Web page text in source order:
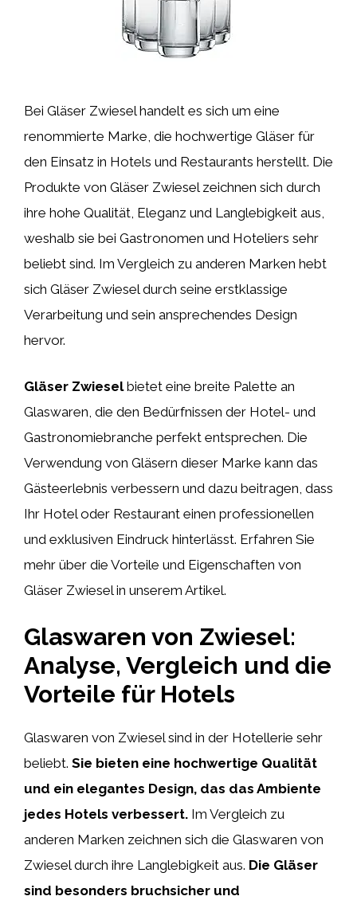
Bei Gläser Zwiesel handelt es sich um eine
renommierte Marke, die hochwertige Gläser für
den Einsatz in Hotels und Restaurants herstellt. Die
Produkte von Gläser Zwiesel zeichnen sich durch
ihre hohe Qualität, Eleganz und Langlebigkeit aus,
weshalb sie bei Gastronomen und Hoteliers sehr
beliebt sind. Im Vergleich zu anderen Marken hebt
sich Gläser Zwiesel durch seine erstklassige
Verarbeitung und sein ansprechendes Design
hervor.
Gläser Zwieselbietet eine breite Palette an
Glaswaren, die den Bedürfnissen der Hotel- und
Gastronomiebranche perfekt entsprechen. Die
Verwendung von Gläsern dieser Marke kann das
Gästeerlebnis verbessern und dazu beitragen, dass
Ihr Hotel oder Restaurant einen professionellen
und exklusiven Eindruck hinterlässt. Erfahren Sie
mehr über die Vorteile und Eigenschaften von
Gläser Zwiesel in unserem Artikel.
Glaswaren von Zwiesel:
Analyse, Vergleich und die
Vorteile für Hotels
Glaswaren von Zwiesel sind in der Hotellerie sehr
beliebt. Sie bieten eine hochwertige Qualität
und ein elegantes Design, das das Ambiente
jedes Hotels verbessert. Im Vergleich zu
anderen Marken zeichnen sich die Glaswaren von
Zwiesel durch ihre Langlebigkeit aus. Die Gläser
sind besonders bruchsicher und